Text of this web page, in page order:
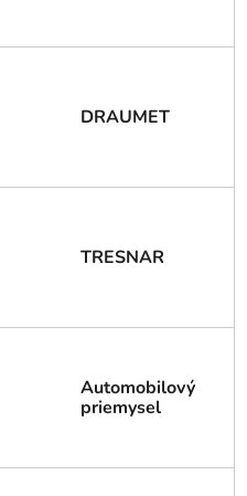
DRAUMET
TRESNAR
Automobilový
priemysel